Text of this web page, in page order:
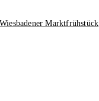
Marktfrühstück